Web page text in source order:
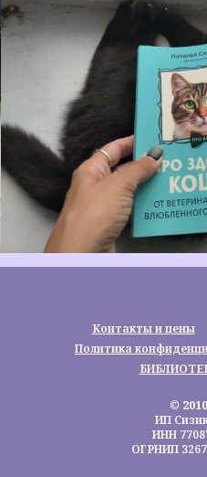
Контакты и цены
Политика
©
ИП
ИНН
ОГРНИП